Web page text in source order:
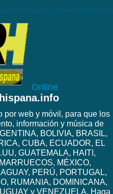
images/
Online
por web y móvil, para que los
información y música de
BOLIVIA, BRASIL,
CUBA, ECUADOR, EL
GUATEMALA, HAITI,
MÉXICO,
PERÚ, PORTUGAL,
RUMANIA, DOMINICANA,
y VENEZUELA. Haga